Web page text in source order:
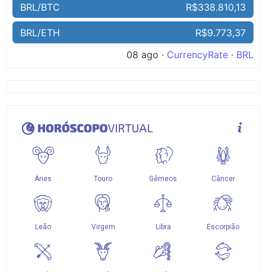
BRL/BTC R$338.810,13
BRL/ETH
R$9.773,37
08 ago · CurrencyRate · BRL